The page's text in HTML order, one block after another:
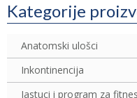
Kategorije
Anatomski ulošci
Inkontinencija
Jastuci i program za